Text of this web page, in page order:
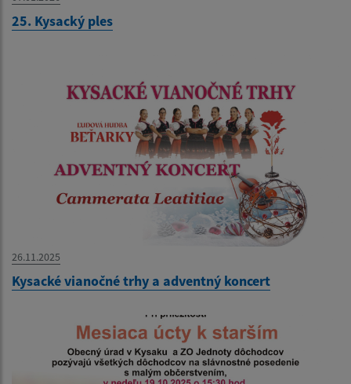
25. Kysacký ples
26.11.2025
Kysacké vianočné trhy a adventný koncert